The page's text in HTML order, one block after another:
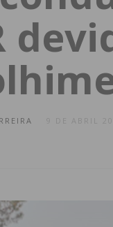
9 DE ABRIL